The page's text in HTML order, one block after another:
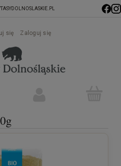
się Zaloguj się